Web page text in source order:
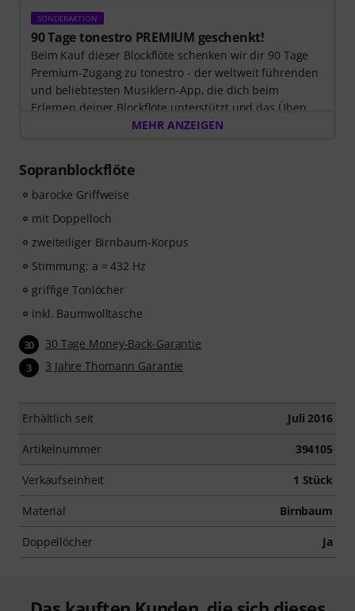
SONDERAKTION
90 Tage tonestro PREMIUM geschenkt!
Beim Kauf dieser Blockflöte schenken wir dir 90 Tage
Premium-Zugang zu tonestro - der weltweit führenden
und beliebtesten Musiklern-App, die dich beim
Erlernen deiner Blockflöte unterstützt und das Üben
zum Vergnügen wird. Entdecke die Welt der Musik mit
270 zielgerichteten Übungen
Das interaktive Live-Feedback von tonestro hört dir
beim Spielen zu, analysiert jeden gespielten Ton und
gibt dir unmittelbar Rückmeldung zur Tonhöhe und
Rhythmus. Ergreife jetzt die Chance, deiner
Blockflötenfähigkeiten flexibel, effektiv und mit Freude
zu entwickeln – zu jeder Zeit, an jedem Ort. Keine
automatische Verlängerung!
MEHR ANZEIGEN
Sopranblockflöte
barocke Griffweise
mit Doppelloch
zweiteiliger Birnbaum-Korpus
Stimmung: a = 432 Hz
griffige Tonlöcher
inkl. Baumwolltasche
30 30 Tage Money-Back-Garantie
3 3 Jahre Thomann Garantie
Erhältlich seit Juli 2016
Artikelnummer 394105
Verkaufseinheit 1 Stück
Material Birnbaum
Doppellöcher Ja